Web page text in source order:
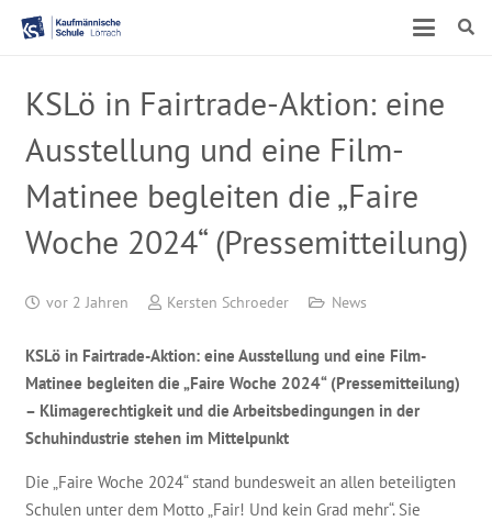
KSLö in Fairtrade-Aktion: eine
Ausstellung und eine Film-
Matinee begleiten die „Faire
Woche 2024“ (Pressemitteilung)
vor 2 Jahren Kersten Schroeder News
KSLö in Fairtrade-Aktion: eine Ausstellung und eine Film-
Matinee begleiten die „Faire Woche 2024“ (Pressemitteilung)
– Klimagerechtigkeit und die Arbeitsbedingungen in der
Schuhindustrie stehen im Mittelpunkt
Die „Faire Woche 2024“ stand bundesweit an allen beteiligten
Schulen unter dem Motto „Fair! Und kein Grad mehr“. Sie